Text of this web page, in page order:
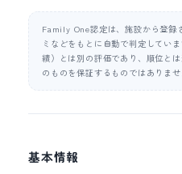
Family One認定は、施設から登録
ミなどをもとに自動で判定してい
績）とは別の評価であり、順位と
のものを保証するものではありませ
基本情報